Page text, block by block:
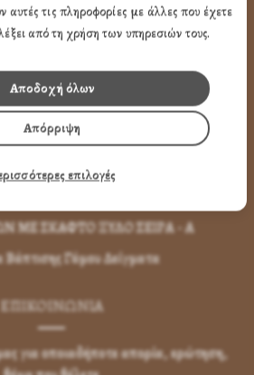
Εικόνες Χριστού
Παραστάσεων
Βάπτισης
Μέ Αγίους
με Φύλλα Χρυσού
Τοίχου με Καντήλι
ΜΕ ΣΚΑΦΤΟ ΞΥΛΟ ΣΕΙΡΑ - Α
Βάπτισης Γάμου Δείγματα
ΕΠΙΚΟΙΝΩΝΊΑ
για οποιαδήποτε απορία, ερώτηση,
αυτές τις πληροφορίες με άλλες που έχετε
από τη χρήση των υπηρεσιών τους.
Απόρριψη
Αποδοχή όλων
επιλογές